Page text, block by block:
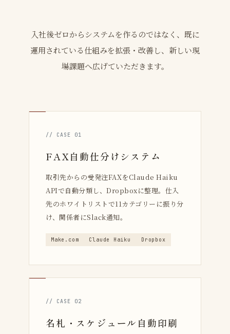
入社後ゼロからシステムを作るのではなく、既に
運用されている仕組みを拡張・改善し、新しい現
場課題へ広げていただきます。
// CASE 01
FAX自動仕分けシステム
取引先からの受発注FAXをClaude Haiku
APIで自動分類し、Dropboxに整理。仕入
先のホワイトリストで11カテゴリーに振り分
け、関係者にSlack通知。
Make.com Claude Haiku Dropbox
// CASE 02
名札・スケジュール自動印刷